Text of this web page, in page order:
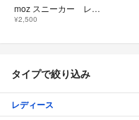
moz スニーカー レインブーツ
¥2,500
タイプで絞り込み
レディース